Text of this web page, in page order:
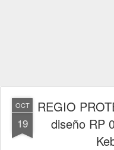
OCT
19
REGIO
diseño RP